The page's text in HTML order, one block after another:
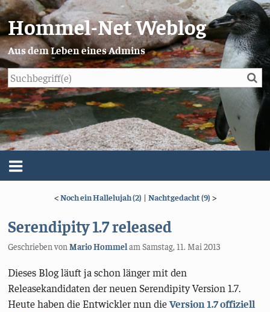
Hommel-Net Weblog
Aus dem Leben eines Admins
Impressum/Datenschutz
<Noch ein Hallelujah (2) | Nachtgedacht (9) >
Serendipity 1.7 released
Geschrieben vonMario HommelamSamstag, 11. Mai 2013
Dieses Blog läuft ja schon länger mit den
Releasekandidaten der neuen Serendipity Version 1.7.
Heute haben die Entwickler nun dieVersion 1.7 offiziell